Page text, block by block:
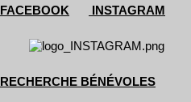
FACEBOOK INSTAGRAM
RECHERCHE BÉNÉVOLES